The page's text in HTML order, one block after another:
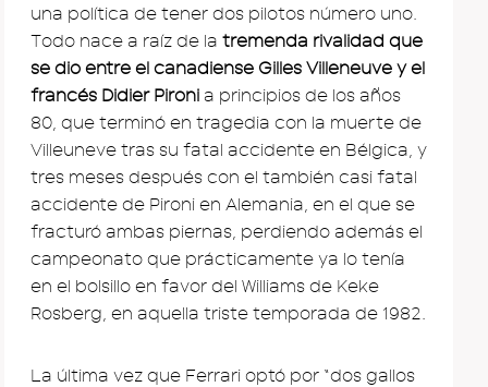
una política de tener dos pilotos número uno.
Todo nace a raíz de la tremenda rivalidad que
se dio entre el canadiense Gilles Villeneuve y el
francés Didier Pironi a principios de los años
80, que terminó en tragedia con la muerte de
Villeuneve tras su fatal accidente en Bélgica, y
tres meses después con el también casi fatal
accidente de Pironi en Alemania, en el que se
fracturó ambas piernas, perdiendo además el
campeonato que prácticamente ya lo tenía
en el bolsillo en favor del Williams de Keke
Rosberg, en aquella triste temporada de 1982.
La última vez que Ferrari optó por “dos gallos